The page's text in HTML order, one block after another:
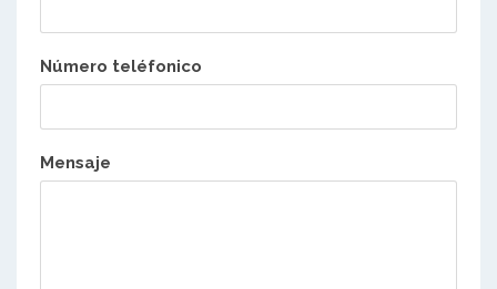
Número teléfonico
Mensaje